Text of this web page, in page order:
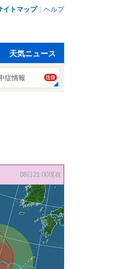
イトマップ｜ ヘルプ
天気ニュース
症情報 注目
08日21:00現在